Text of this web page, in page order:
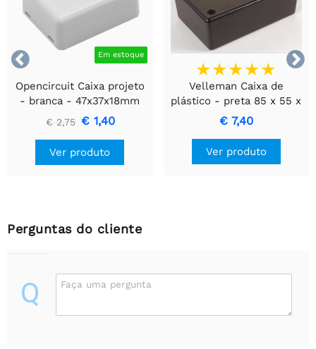

 Em estoque
Opencircuit Caixa projeto
- branca - 47x37x18mm
€ 2,75 € 1,40
Ver produto
Velleman Caixa de
plástico - preta 85 x 55 x
30 mm
€ 7,40
Ver produto
Perguntas do cliente
Q Faça uma pergunta